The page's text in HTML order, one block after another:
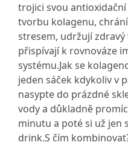
trojici svou
tvorbu kolagenu,
stresem, udržují
přispívají k rovnováze
systému.Jak se
jeden sáček kdykoliv v
nasypte do prázdné
vody a důkladně
minutu a poté si už jen
drink.S čím